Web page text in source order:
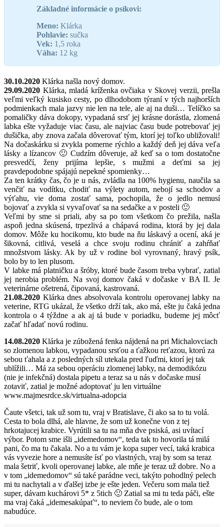
Základné informácie o psíkovi:
Meno: Klárka
Pohlavie: sučka
Vek: 1,5 roka
Váha: 12 kg
30.10.2020 Klárka našla nový domov.
29.09.2020 Klárka, mladá kríženka ovčiaka v Skovej verzii, prešla
veľmi veľký kusisko cesty, po dlhodobom týraní v tých najhorších
podmienkach mala jazvy nie len na tele, ale aj na duši… Telíčko sa
pomaličky dáva dokopy, vypadaná srsť jej krásne dorástla, zlomená
labka ešte vyžaduje viac času, ale najviac času bude potrebovať jej
dušička, aby znova začala dôverovať tým, ktorí jej toľko ubližovali!
Na dočaskárku si zvykla pomerne rýchlo a každý deň jej dáva veľa
lásky a lízancov 🙂 Cudzím dôveruje, až keď sa o tom dostatočne
presvedčí, ženy prijíma lepšie, s mužmi a deťmi sa jej
pravdepodobne spájajú nepekné spomienky…
Za ten krátky čas, čo je u nás, zvládla na 100% hygienu, naučila sa
venčiť na vodítku, chodiť na výlety autom, nebojí sa schodov a
výťahu, vie doma zostať sama, pochopila, že o jedlo nemusí
bojovať a zvykla si vyvaľovať sa na sedačke a v posteli 🙂
Veľmi by sme si priali, aby sa po tom všetkom čo prežila, našla
aspoň jedna skúsená, trpezlivá a chápavá rodina, ktorá by jej dala
domov. Môže ku hocikomu, kto bude na ňu láskavý a ocení, aká je
šikovná, citlivá, veselá a chce svoju rodinu chrániť a zahŕňať
množstvom lásky. Ak by už v rodine bol vyrovnaný, hravý psík,
bolo by to len plusom.
V labke má platničku a šróby, ktoré bude časom treba vybrať, zatial
jej nerobia problém. Na svoj domov čaká v dočaske v BA II. Je
veterinárne ošetrená, čipovaná, kastrovaná.
21.08.2020 Klárka dnes absolvovala kontrolu operovanej labky na
veterine, RTG ukázal, že všetko drží tak, ako má, ešte ju čaká jedna
kontrola o 4 týždne a ak aj tá bude v poriadku, budeme jej môcť
začať hľadať novú rodinu.
14.08.2020 Klárka je zúbožená fenka nájdená na pri Michalovciach
so zlomenou labkou, vypadanou srsťou a ťažkou reťazou, ktorú za
sebou ťahala a z posledných síl utekala pred ľuďmi, ktorí jej tak
ublížili… Má za sebou operáciu zlomenej labky, na demodikózu
(nie je infekčná) dostala pipetu a teraz sa u nás v dočaske musí
zotaviť, zatial je možné adoptovať ju len virtuálne
www.majmesrdce.sk/virtualna-adopcia
Čaute všetci, tak už som tu, vraj v Bratislave, či ako sa to tu volá.
Cesta to bola dlhá, ale hlavne, že som už konečne von z tej
hrkotajucej krabice. Vyrútili sa tu na mňa dve psiská, asi uvítací
výbor. Potom sme išli „idemedomov“, teda tak to hovorila tá milá
pani, čo ma tu čakala. No a tu vám je kopa super vecí, taká krabica
vás vyvezie hore a nemusíte ísť po vlastných, vraj by som sa teraz
mala šetriť, kvoli operovanej labke, ale mňe je teraz už dobre. No a
v tom „idemedomov“ sú také parádne veci, takýto pohodlný pelech
mi tu nachytali a v ďalšej izbe je ešte jeden. Večeru som mala tiež
super, dávam kuchárovi 5* z 5tich 🙂 Zatial sa mi tu teda páči, ešte
ma vraj čaká „idemesakúpať“, to neviem čo bude, ale o tom
nabudúce.